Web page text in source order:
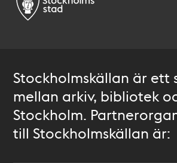
Stockholmskällan är ett
mellan arkiv, bibliotek
Stockholm.
till Stockholmskällan är: